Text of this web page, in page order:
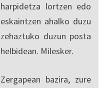
harpidetza lortzen edo
eskaintzen ahalko duzu
zehaztuko duzun posta
helbidean. Milesker.
Zergapean bazira, zure